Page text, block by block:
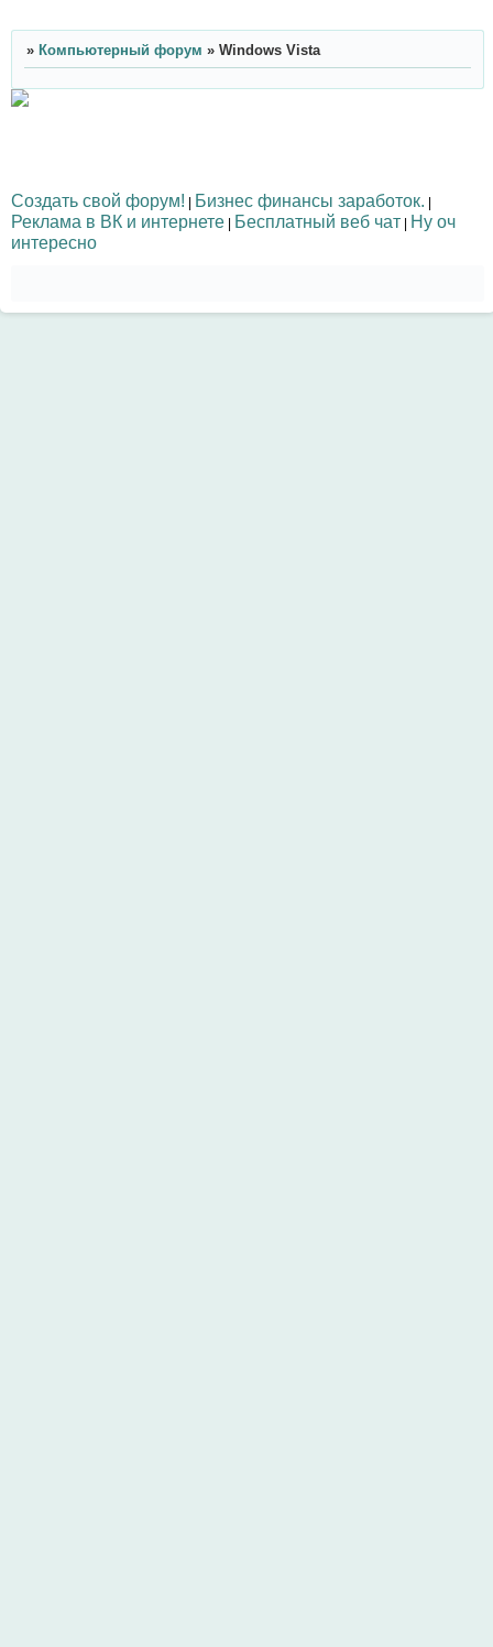
» Компьютерный форум » Windows Vista
Создать свой форум! | Бизнес финансы заработок. |
Реклама в ВК и интернете | Бесплатный веб чат | Ну оч
интересно